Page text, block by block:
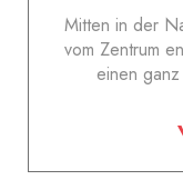
Mitten in der
vom Zentrum
einen